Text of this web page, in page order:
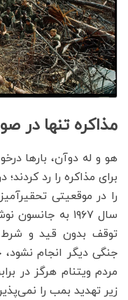
مذاکره تنها در
هو و له دوآن، بارها
برای مذاکره را رد
را در موقعیتی
سال ۱۹۶۷ به
توقف بدون قید و شرط
جنگی دیگر انجام نشود،
مردم ویتنام هرگز در
زیر تهدید بمب را